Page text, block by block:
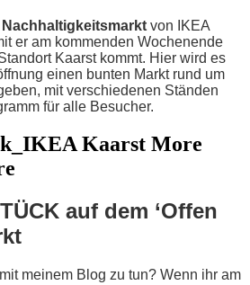
Nachhaltigkeitsmarkt von IKEA
er am kommenden Wochenende
Kaarst kommt. Hier wird es
einen bunten Markt rund um
mit verschiedenen Ständen
für alle Besucher.
auf dem ‘Offen
meinem Blog zu tun? Wenn ihr am